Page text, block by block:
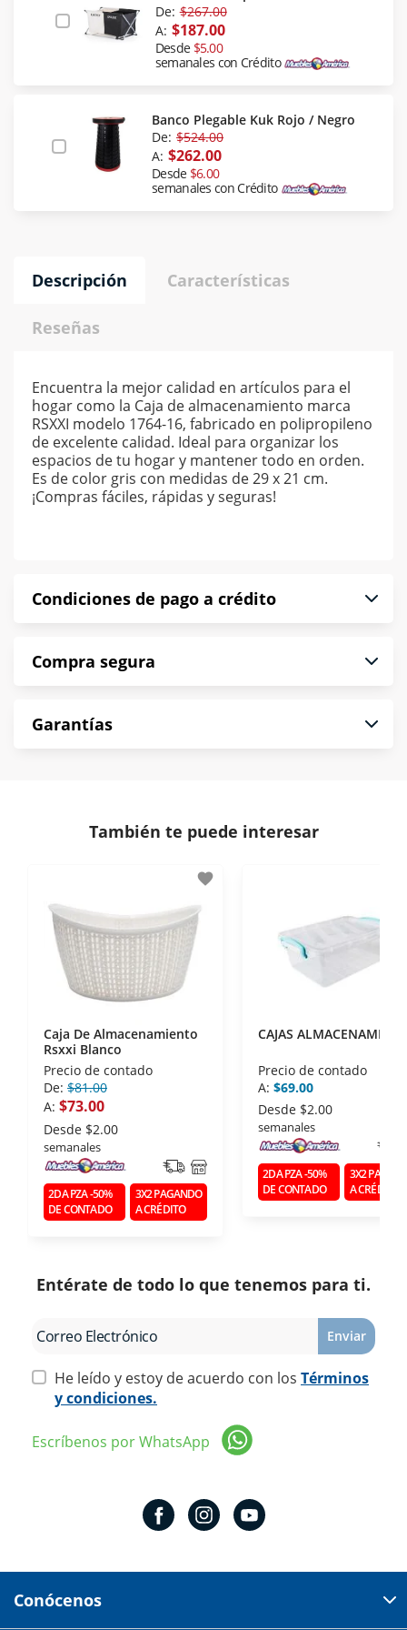
De: $267.00
A: $187.00
Desde $5.00
semanales con Crédito
Banco Plegable Kuk Rojo / Negro
De: $524.00
A: $262.00
Desde $6.00
semanales con Crédito
Descripción Características
Reseñas
Encuentra la mejor calidad en artículos para el
hogar como la Caja de almacenamiento marca
RSXXI modelo 1764-16, fabricado en polipropileno
de excelente calidad. Ideal para organizar los
espacios de tu hogar y mantener todo en orden.
Es de color gris con medidas de 29 x 21 cm.
¡Compras fáciles, rápidas y seguras!
Condiciones de pago a crédito
puntualmente. Al finalizar tu compra generas el
*Sujeto a aprobación de crédito conforme a
norma de Muebles América.
Compra segura
compra es segura de principio a fin.
- Certificados de seguridad SSL y Encriptación 3D.
disposiciones legales y Códigos de Ética de la
- Nos encontramos en la lista de socios Activos de
la Asociación de Internet.MX.
Garantías
También te puede interesar
favorite
Caja De Almacenamiento
Rsxxi Blanco
Precio de contado
De: $81.00
A: $73.00
Desde $2.00
semanales
2DA PZA -50%
DE CONTADO
3X2 PAGANDO
A CRÉDITO
CAJAS
Precio de contado
A: $69.00
Desde $2.00
semanales
2DA PZA -50%
DE CONTADO
3X2
A CRÉDITO
Entérate de todo lo que tenemos para ti.
Enviar
He leído y estoy de acuerdo con los Términos
y condiciones.
Escríbenos por WhatsApp
Conócenos